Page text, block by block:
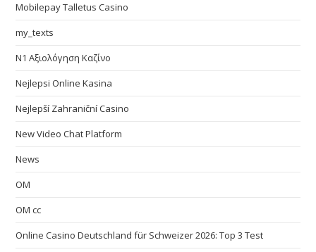
Mobilepay Talletus Casino
my_texts
N1 Αξιολόγηση Καζίνο
Nejlepsi Online Kasina
Nejlepší Zahraniční Casino
New Video Chat Platform
News
OM
OM cc
Online Casino Deutschland für Schweizer 2026: Top 3 Test